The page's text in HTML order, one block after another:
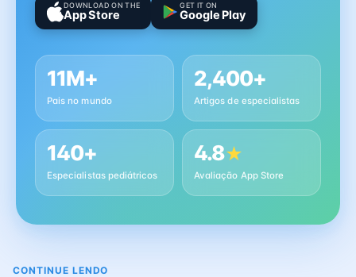
DOWNLOAD ON THE
App Store
GET IT ON
Google Play
11M+
Pais no mundo
2,400+
Artigos de especialistas
140+
Especialistas pediátricos
4.8★
Avaliação App Store
CONTINUE LENDO